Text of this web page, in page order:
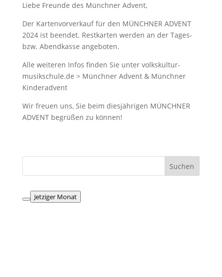
Liebe Freunde des Münchner Advent,
Der Kartenvorverkauf für den MÜNCHNER ADVENT
2024 ist beendet. Restkarten werden an der Tages-
bzw. Abendkasse angeboten.
Alle weiteren Infos finden Sie unter volkskultur-
musikschule.de > Münchner Advent & Münchner
Kinderadvent
Wir freuen uns, Sie beim diesjährigen MÜNCHNER
ADVENT begrüßen zu können!
Jetziger Monat